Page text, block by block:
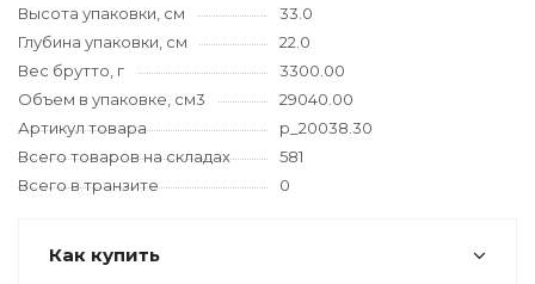
Высота упаковки, см
33.0
Глубина упаковки, см
22.0
Вес брутто, г
3300.00
Объем в упаковке, см3
29040.00
Артикул товара
p_20038.30
Всего товаров на складах
581
Всего в транзите
0
Как купить